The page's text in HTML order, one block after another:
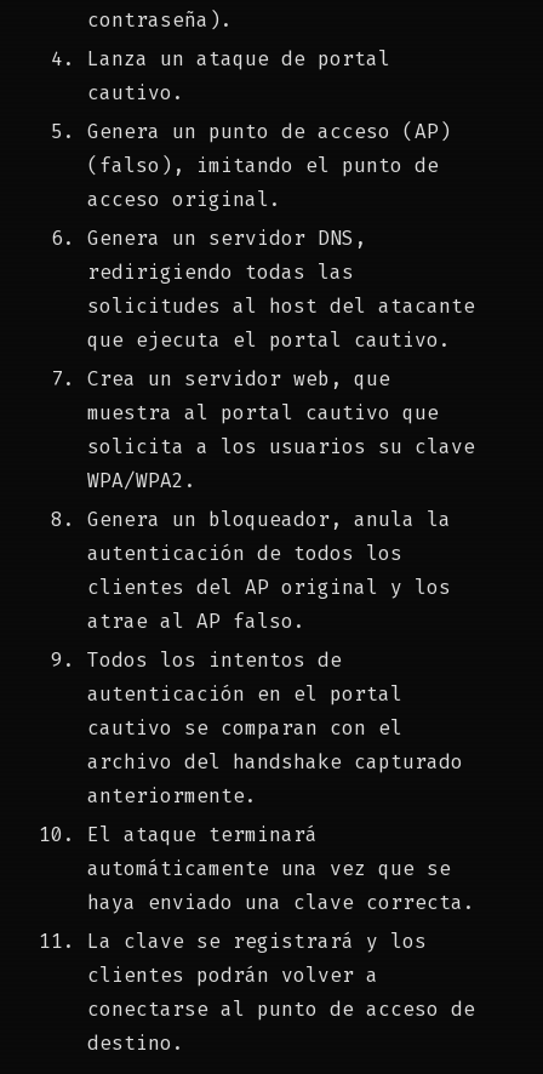
contraseña).
Lanza un ataque de portal
cautivo.
Genera un punto de acceso (AP)
(falso), imitando el punto de
acceso original.
Genera un servidor DNS,
redirigiendo todas las
solicitudes al host del atacante
que ejecuta el portal cautivo.
Crea un servidor web, que
muestra al portal cautivo que
solicita a los usuarios su clave
WPA/WPA2.
Genera un bloqueador, anula la
autenticación de todos los
clientes del AP original y los
atrae al AP falso.
Todos los intentos de
autenticación en el portal
cautivo se comparan con el
archivo del handshake capturado
anteriormente.
El ataque terminará
automáticamente una vez que se
haya enviado una clave correcta.
La clave se registrará y los
clientes podrán volver a
conectarse al punto de acceso de
destino.